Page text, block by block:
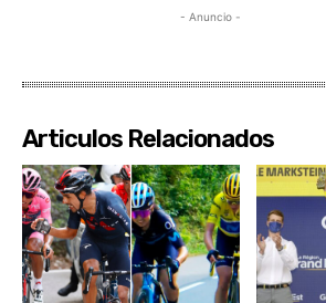
- Anuncio -
Articulos Relacionados